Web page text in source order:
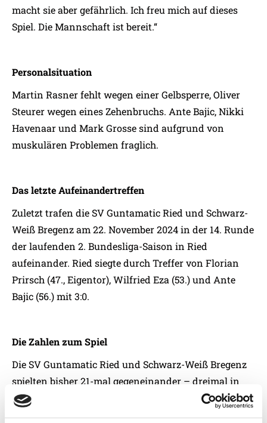
macht sie aber gefährlich. Ich freu mich auf dieses
Spiel. Die Mannschaft ist bereit.“
Personalsituation
Martin Rasner fehlt wegen einer Gelbsperre, Oliver
Steurer wegen eines Zehenbruchs. Ante Bajic, Nikki
Havenaar und Mark Grosse sind aufgrund von
muskulären Problemen fraglich.
Das letzte Aufeinandertreffen
Zuletzt trafen die SV Guntamatic Ried und Schwarz-
Weiß Bregenz am 22. November 2024 in der 14. Runde
der laufenden 2. Bundesliga-Saison in Ried
aufeinander. Ried siegte durch Treffer von Florian
Prirsch (47., Eigentor), Wilfried Eza (53.) und Ante
Bajic (56.) mit 3:0.
Die Zahlen zum Spiel
Die SV Guntamatic Ried und Schwarz-Weiß Bregenz
spielten bisher 21-mal gegeneinander – dreimal in
der 2. Bundesliga (2023/24, 2024/25),16-mal in der